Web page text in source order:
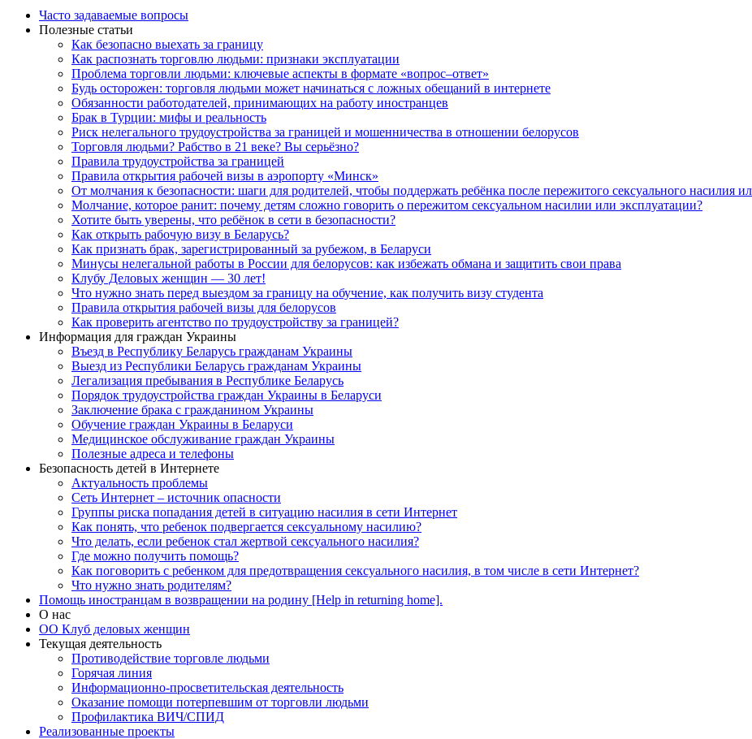
Часто задаваемые вопросы
Полезные статьи
Как безопасно выехать за границу
Как распознать торговлю людьми: признаки эксплуатации
Проблема торговли людьми: ключевые аспекты в формате «вопрос–ответ»
Будь осторожен: торговля людьми может начинаться с ложных обещаний в интернете
Обязанности работодателей, принимающих на работу иностранцев
Брак в Турции: мифы и реальность
Риск нелегального трудоустройства за границей и мошенничества в отношении белорусов
Торговля людьми? Рабство в 21 веке? Вы серьёзно?
Правила трудоустройства за границей
Правила открытия рабочей визы в аэропорту «Минск»
От молчания к безопасности: шаги для родителей, чтобы поддержать ребёнка после пережитого сексуального насилия
Молчание, которое ранит: почему детям сложно говорить о пережитом сексуальном насилии или эксплуатации?
Хотите быть уверены, что ребёнок в сети в безопасности?
Как открыть рабочую визу в Беларусь?
Как признать брак, зарегистрированный за рубежом, в Беларуси
Минусы нелегальной работы в России для белорусов: как избежать обмана и защитить свои права
Клубу Деловых женщин — 30 лет!
Что нужно знать перед выездом за границу на обучение, как получить визу студента
Правила открытия рабочей визы для белорусов
Как проверить агентство по трудоустройству за границей?
Информация для граждан Украины
Въезд в Республику Беларусь гражданам Украины
Выезд из Республики Беларусь гражданам Украины
Легализация пребывания в Республике Беларусь
Порядок трудоустройства граждан Украины в Беларуси
Заключение брака с гражданином Украины
Обучение граждан Украины в Беларуси
Медицинское обслуживание граждан Украины
Полезные адреса и телефоны
Безопасность детей в Интернете
Актуальность проблемы
Сеть Интернет – источник опасности
Группы риска попадания детей в ситуацию насилия в сети Интернет
Как понять, что ребенок подвергается сексуальному насилию?
Что делать, если ребенок стал жертвой сексуального насилия?
Где можно получить помощь?
Как поговорить с ребенком для предотвращения сексуального насилия, в том числе в сети Интернет?
Что нужно знать родителям?
Помощь иностранцам в возвращении на родину [Help in returning home].
О нас
ОО Клуб деловых женщин
Текущая деятельность
Противодействие торговле людьми
Горячая линия
Информационно-просветительская деятельность
Оказание помощи потерпевшим от торговли людьми
Профилактика ВИЧ/СПИД
Реализованные проекты